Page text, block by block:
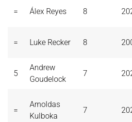
= Álex Reyes 8
= Luke Recker 8
5
Andrew
Goudelock
7
=
Arnoldas
Kulboka
7